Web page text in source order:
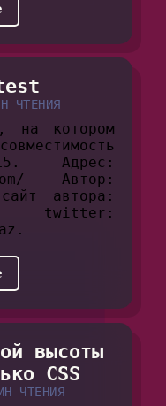
ЧТЕНИЯ
на котором
Адрес:
Автор:
автора:
высоты
CSS
ЧТЕНИЯ